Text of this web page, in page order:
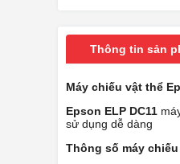
Thông tin sản
Máy chiếu vật thể
Epson ELP DC11
sử dụng dễ dàng
Thông số máy